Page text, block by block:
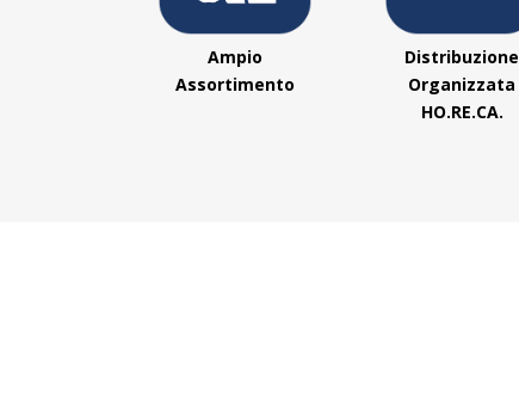
Ampio
Assortimento
Distribuzione
Organizzata
HO.RE.CA.